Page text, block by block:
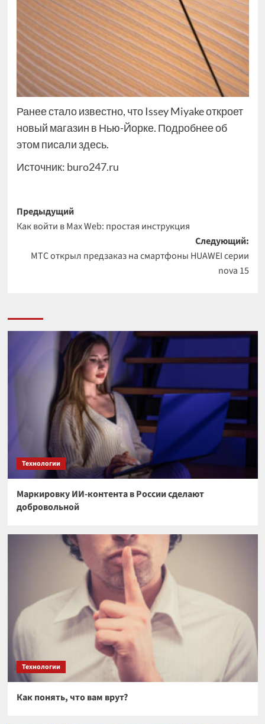
Ранее стало известно, что Issey Miyake откроет
новый магазин в Нью-Йорке. Подробнее об
этом писали здесь.
Источник: buro247.ru
Навигация
записи
Предыдущий
Как войти в Max Web: простая инструкция
Следующий:
МТС открыл предзаказ на смартфоны HUAWEI серии
nova 15
Технологии
Маркировку ИИ-контента в России сделают
добровольной
Технологии
Как понять, что вам врут?